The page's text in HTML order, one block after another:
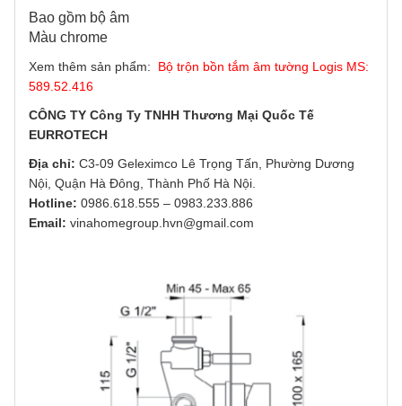
Bao gồm bộ âm
Màu chrome
Xem thêm sản phẩm:
Bộ trộn bồn tắm âm tường Logis MS:
589.52.416
CÔNG TY Công Ty TNHH Thương Mại Quốc Tế
EURROTECH
Địa chỉ: C3-09 Geleximco Lê Trọng Tấn, Phường Dương
Nội, Quận Hà Đông, Thành Phố Hà Nội.
Hotline: 0986.618.555 – 0983.233.886
Email: vinahomegroup.hvn@gmail.com